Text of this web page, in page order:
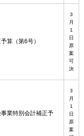
算（第6号）
3
月
1
日
原
案
可
決
業特別会計補正予
3
月
1
日
原
案